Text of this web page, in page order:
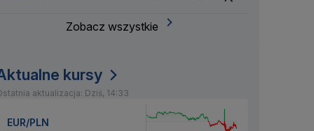
Zobacz wszystkie
kursy
aktualizacja: Dziś, 14:33
EUR/PLN